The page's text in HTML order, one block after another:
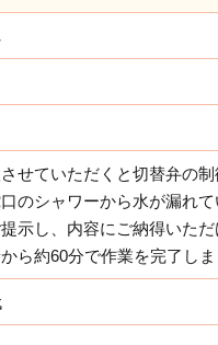
せていただくと切替弁の
のシャワーから水が漏れ
示し、内容にご納得いた
ら約60分で作業を完了しま